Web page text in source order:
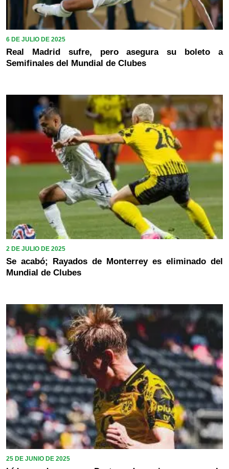
6 DE JULIO DE 2025
Real Madrid sufre, pero asegura su boleto a
Semifinales del Mundial de Clubes
2 DE JULIO DE 2025
Se acabó; Rayados de Monterrey es eliminado del
Mundial de Clubes
25 DE JUNIO DE 2025